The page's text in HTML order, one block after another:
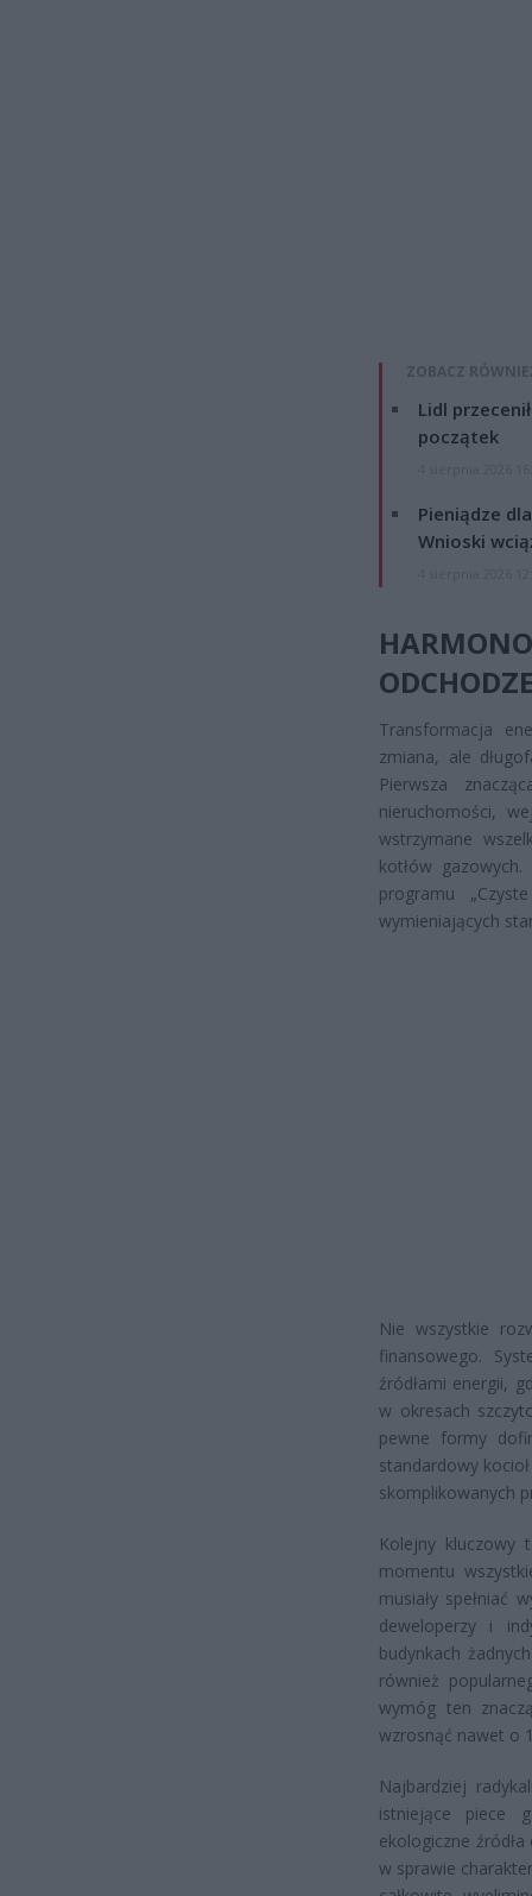
ZOBACZ
Lidl
początek
Pieniądze
Wnioski
Transformacja
zmiana, ale
Pierwsza
nieruchomości,
wstrzymane
kotłów
programu
wymieniających
Nie wszystkie
finansowego.
źródłami energii,
w okresach
pewne formy
standardowy
skomplikowanych
Kolejny
momentu
musiały spełniać
deweloperzy i
budynkach
również
wymóg ten
wzrosnąć nawet o
Najbardziej
istniejące piece
ekologiczne
w sprawie